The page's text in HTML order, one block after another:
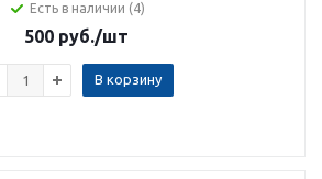
Есть в наличии (4)
500 руб./шт
В корзину